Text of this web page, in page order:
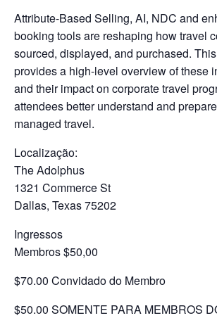
Attribute-Based Selling, AI, NDC and
booking tools are reshaping how travel
sourced, displayed, and purchased.
provides a high-level overview of these
and their impact on corporate travel
attendees better understand and
managed travel.
Localização:
The Adolphus
1321 Commerce St
Dallas, Texas 75202
Ingressos
Membros $50,00
$70.00 Convidado do Membro
$50.00 SOMENTE PARA MEMBROS